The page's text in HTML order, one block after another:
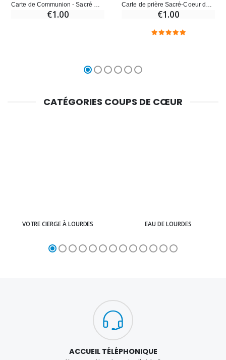
€1.00 €1.00
CATÉGORIES COUPS DE CŒUR
VOTRE CIERGE À LOURDES EAU DE LOURDES
ACCUEIL TÉLÉPHONIQUE